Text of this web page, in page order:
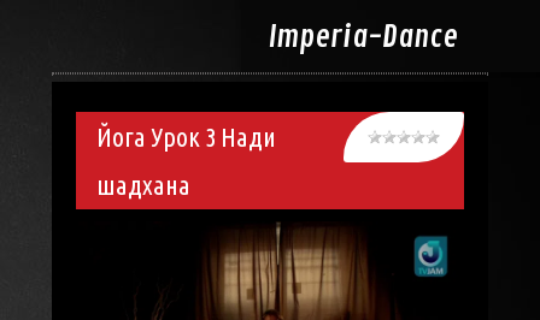
Imperia-Dance
Йога Урок 3 Нади
шадхана